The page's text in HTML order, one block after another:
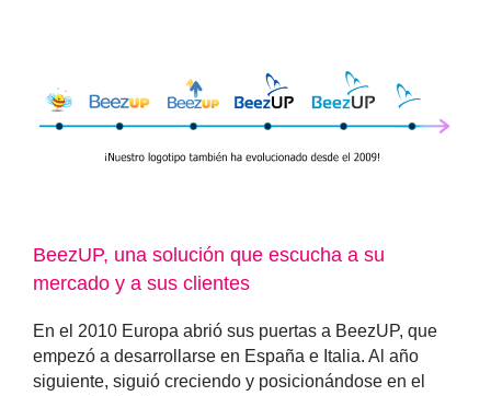
BeezUP, una solución que escucha a su
mercado y a sus clientes
En el 2010 Europa abrió sus puertas a BeezUP, que
empezó a desarrollarse en España e Italia. Al año
siguiente, siguió creciendo y posicionándose en el